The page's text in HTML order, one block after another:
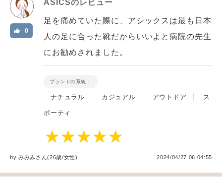
ASICSのレビュー
0
足を痛めていた際に、アシックスは最も日本
人の足に合った靴だからいいよと病院の先生
にお勧めされました。
ブランドの系統：
ナチュラル カジュアル アウトドア ス
ポーティ
byみみみさん(26歳/女性) 2024/04/27 06:04:55